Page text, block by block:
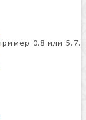
0.8 или 5.7.